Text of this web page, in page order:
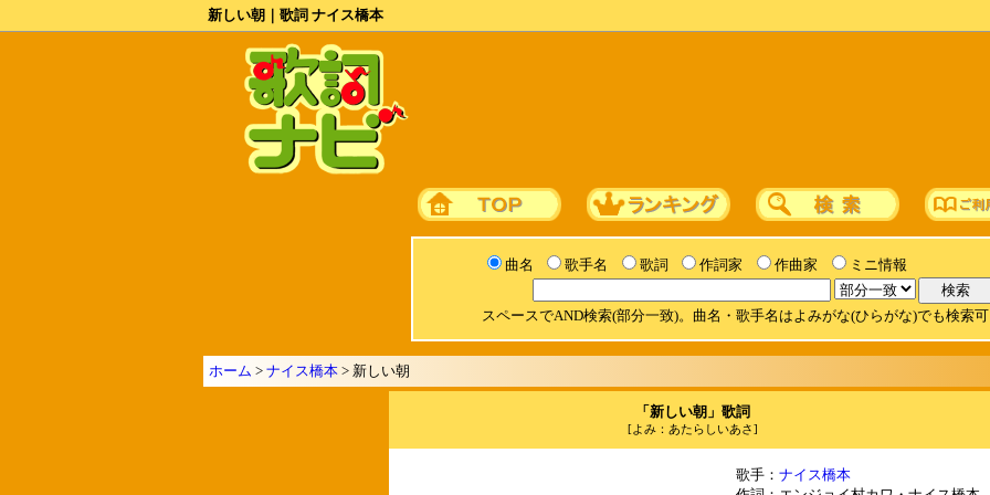
新しい朝｜歌詞 ナイス橋本
曲名 歌手名 歌詞 作詞家 作曲家 ミニ情報
スペースでAND検索(部分一致)。曲名・歌手名はよみがな(ひらがな)でも検索
ホーム > ナイス橋本 > 新しい朝
「新しい朝」歌詞
[よみ：あたらしいあさ]
歌手： ナイス橋本